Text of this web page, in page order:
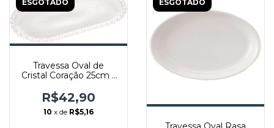
ESGOTADO
Travessa Oval de
Cristal Coração 25cm x
R$42,90
10 x de R$5,16
ESGOTADO